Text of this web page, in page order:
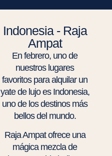
Indonesia - Raja
Ampat
En febrero, uno de
nuestros lugares
favoritos para alquilar un
yate de lujoes Indonesia,
uno de los destinos más
bellos del mundo.
Raja Ampat ofrece una
mágica mezcla de